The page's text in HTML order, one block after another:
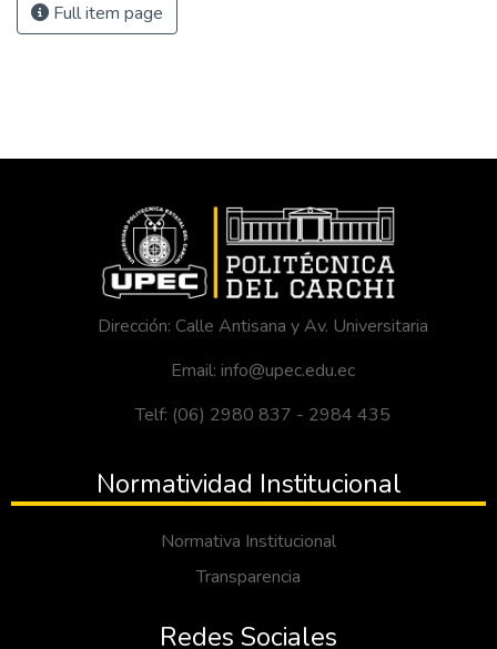
Full item page
Dirección: Calle Antisana y Av. Universitaria
Email: info@upec.edu.ec
Telf: (06) 2980 837 - 2984 435
Normatividad Institucional
Normativa Institucional
Transparencia
Redes Sociales